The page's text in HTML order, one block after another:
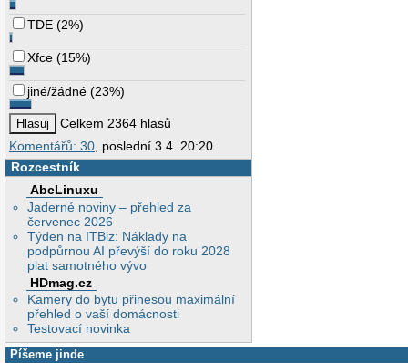
TDE (2%)
Xfce (15%)
jiné/žádné (23%)
Celkem 2364 hlasů
Komentářů: 30, poslední 3.4. 20:20
Rozcestník
AbcLinuxu
Jaderné noviny – přehled za
červenec 2026
Týden na ITBiz: Náklady na
podpůrnou AI převýší do roku 2028
plat samotného vývo
HDmag.cz
Kamery do bytu přinesou maximální
přehled o vaší domácnosti
Testovací novinka
Píšeme jinde